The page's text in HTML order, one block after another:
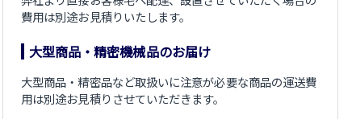
費用は別途お見積りいたします。
大型商品・精密機械品のお届け
大型商品・精密品など取扱いに注意が必要な商品の運送費
用は別途お見積りさせていただきます。